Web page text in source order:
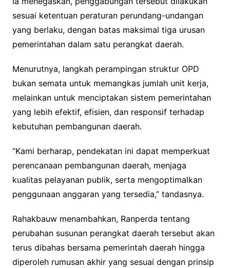
sesuai ketentuan peraturan perundang-undangan
yang berlaku, dengan batas maksimal tiga urusan
pemerintahan dalam satu perangkat daerah.
Menurutnya, langkah perampingan struktur OPD
bukan semata untuk memangkas jumlah unit kerja,
melainkan untuk menciptakan sistem pemerintahan
yang lebih efektif, efisien, dan responsif terhadap
kebutuhan pembangunan daerah.
“Kami berharap, pendekatan ini dapat memperkuat
perencanaan pembangunan daerah, menjaga
kualitas pelayanan publik, serta mengoptimalkan
penggunaan anggaran yang tersedia,” tandasnya.
Rahakbauw menambahkan, Ranperda tentang
perubahan susunan perangkat daerah tersebut akan
terus dibahas bersama pemerintah daerah hingga
diperoleh rumusan akhir yang sesuai dengan prinsip